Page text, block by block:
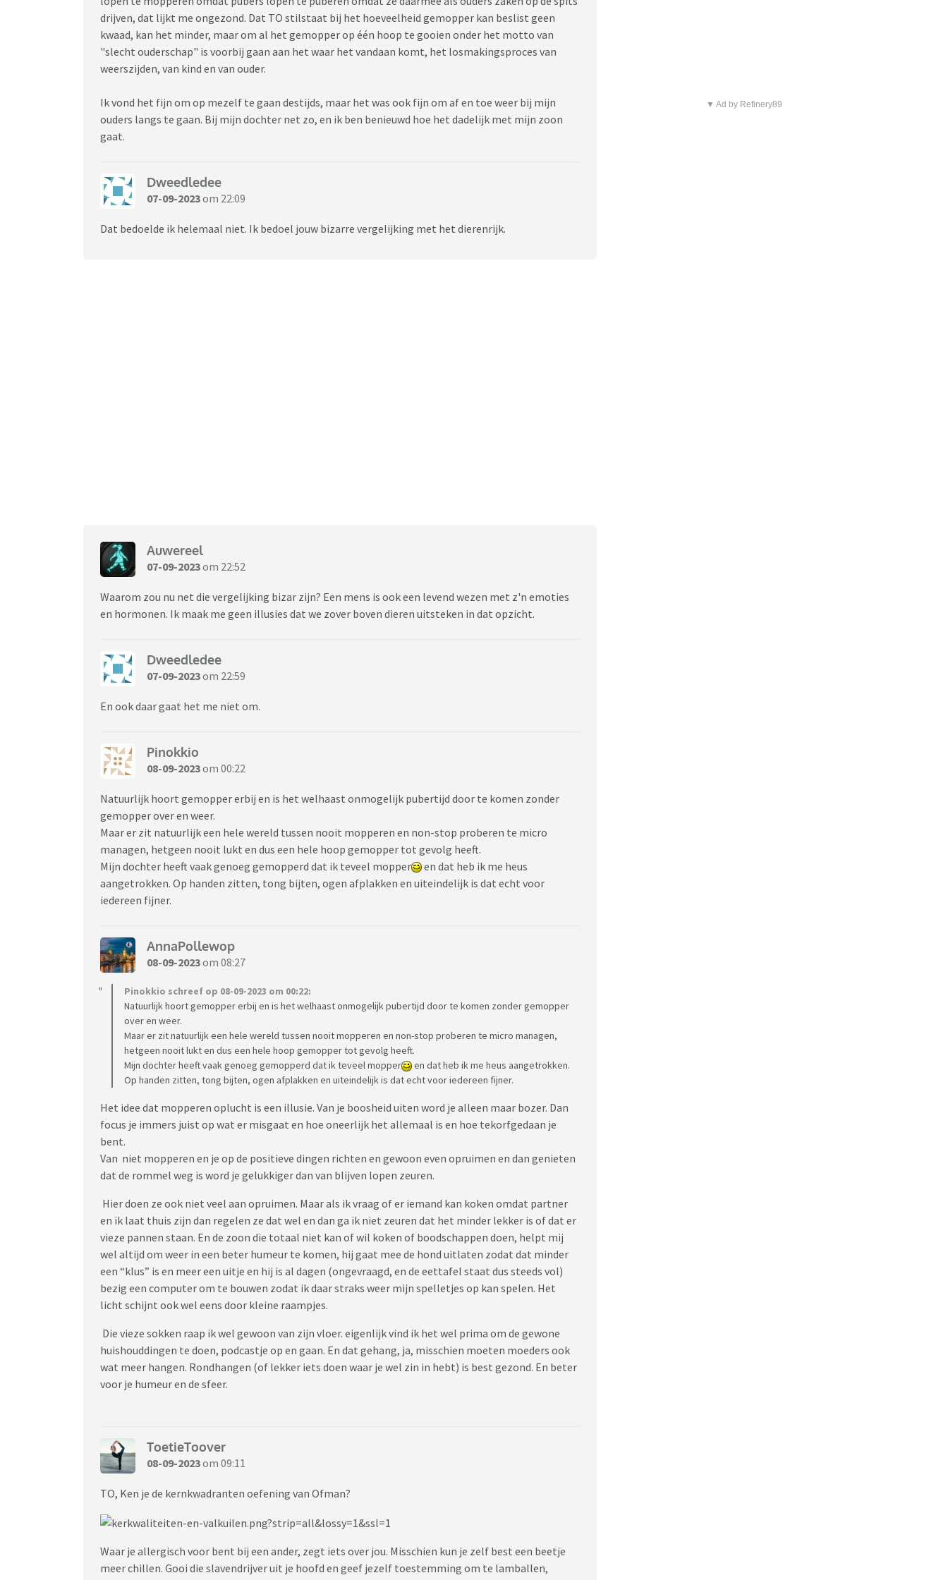
drijven, dat lijkt me ongezond. Dat TO stilstaat bij het hoeveelheid gemopper kan beslist geen
kwaad, kan het minder, maar om al het gemopper op één hoop te gooien onder het motto van
"slecht ouderschap" is voorbij gaan aan het waar het vandaan komt, het losmakingsproces van
weerszijden, van kind en van ouder.
Ik vond het fijn om op mezelf te gaan destijds, maar het was ook fijn om af en toe weer bij mijn
ouders langs te gaan. Bij mijn dochter net zo, en ik ben benieuwd hoe het dadelijk met mijn zoon
gaat.
Dweedledee
07-09-2023om 22:09
Dat bedoelde ik helemaal niet. Ik bedoel jouw bizarre vergelijking met het dierenrijk.
Auwereel
07-09-2023om 22:52
Waarom zou nu net die vergelijking bizar zijn? Een mens is ook een levend wezen met z'n emoties
en hormonen. Ik maak me geen illusies dat we zover boven dieren uitsteken in dat opzicht.
Dweedledee
07-09-2023om 22:59
En ook daar gaat het me niet om.
Pinokkio
08-09-2023om 00:22
Natuurlijk hoort gemopper erbij en is het welhaast onmogelijk pubertijd door te komen zonder
gemopper over en weer.
Maar er zit natuurlijk een hele wereld tussen nooit mopperen en non-stop proberen te micro
managen, hetgeen nooit lukt en dus een hele hoop gemopper tot gevolg heeft.
Mijn dochter heeft vaak genoeg gemopperd dat ik teveel mopper
en dat heb ik me heus
aangetrokken. Op handen zitten, tong bijten, ogen afplakken en uiteindelijk is dat echt voor
iedereen fijner.
AnnaPollewop
08-09-2023om 08:27
Pinokkio schreef op 08-09-2023 om 00:22:
Natuurlijk hoort gemopper erbij en is het welhaast onmogelijk pubertijd door te komen zonder gemopper
over en weer.
Maar er zit natuurlijk een hele wereld tussen nooit mopperen en non-stop proberen te micro managen,
hetgeen nooit lukt en dus een hele hoop gemopper tot gevolg heeft.
Mijn dochter heeft vaak genoeg gemopperd dat ik teveel mopper
en dat heb ik me heus aangetrokken.
Op handen zitten, tong bijten, ogen afplakken en uiteindelijk is dat echt voor iedereen fijner.
Het idee dat mopperen oplucht is een illusie. Van je boosheid uiten word je alleen maar bozer. Dan
focus je immers juist op wat er misgaat en hoe oneerlijk het allemaal is en hoe tekorfgedaan je
bent.
Van niet mopperen en je op de positieve dingen richten en gewoon even opruimen en dan genieten
dat de rommel weg is word je gelukkiger dan van blijven lopen zeuren.
Hier doen ze ook niet veel aan opruimen. Maar als ik vraag of er iemand kan koken omdat partner
en ik laat thuis zijn dan regelen ze dat wel en dan ga ik niet zeuren dat het minder lekker is of dat er
vieze pannen staan. En de zoon die totaal niet kan of wil koken of boodschappen doen, helpt mij
wel altijd om weer in een beter humeur te komen, hij gaat mee de hond uitlaten zodat dat minder
een “klus” is en meer een uitje en hij is al dagen (ongevraagd, en de eettafel staat dus steeds vol)
bezig een computer om te bouwen zodat ik daar straks weer mijn spelletjes op kan spelen. Het
licht schijnt ook wel eens door kleine raampjes.
Die vieze sokken raap ik wel gewoon van zijn vloer. eigenlijk vind ik het wel prima om de gewone
huishouddingen te doen, podcastje op en gaan. En dat gehang, ja, misschien moeten moeders ook
wat meer hangen. Rondhangen (of lekker iets doen waar je wel zin in hebt) is best gezond. En beter
voor je humeur en de sfeer.
ToetieToover
08-09-2023om 09:11
TO, Ken je de kernkwadranten oefening van Ofman?
Waar je allergisch voor bent bij een ander, zegt iets over jou. Misschien kun je zelf best een beetje
meer chillen. Gooi die slavendrijver uit je hoofd en geef jezelf toestemming om te lamballen,
▼ Ad by Refinery89